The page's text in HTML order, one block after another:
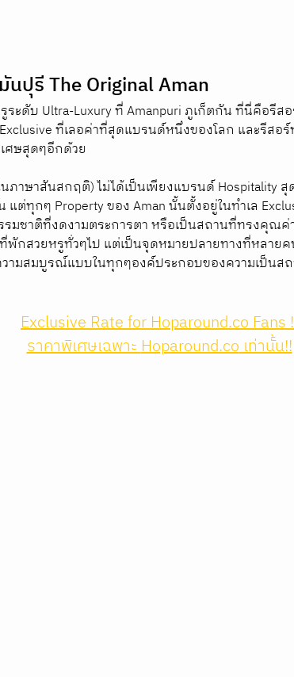
นปุรี The Original Aman
ระดับ Ultra-Luxury ที่ Amanpuri ภูเก็ตกัน ที่นี่คือรีส
ที่เลอค่าที่สุดแบรนด์หนึ่งของโลก และรีสอ
ศษสุดๆอีกด้วย
ภาษาสันสกฤติ) ไม่ได้เป็นเพียงแบรนด์ Hospitality
แต่ทุกๆ Property ของ Aman นั้นตั้งอยู่ในทำเล
มชาติที่งดงามตระการตา หรือเป็นสถานที่ทรงคุณ
พักสวยหรูทั่วๆไป แต่เป็นจุดหมายปลายทางที่หลายค
ามสมบูรณ์แบบในทุกๆองค์ประกอบของความเป็นส
Exclusive Rate for Hoparound.co Fans !
ราคาพิเศษเฉพาะ Hoparound.co เท่านั้น!!